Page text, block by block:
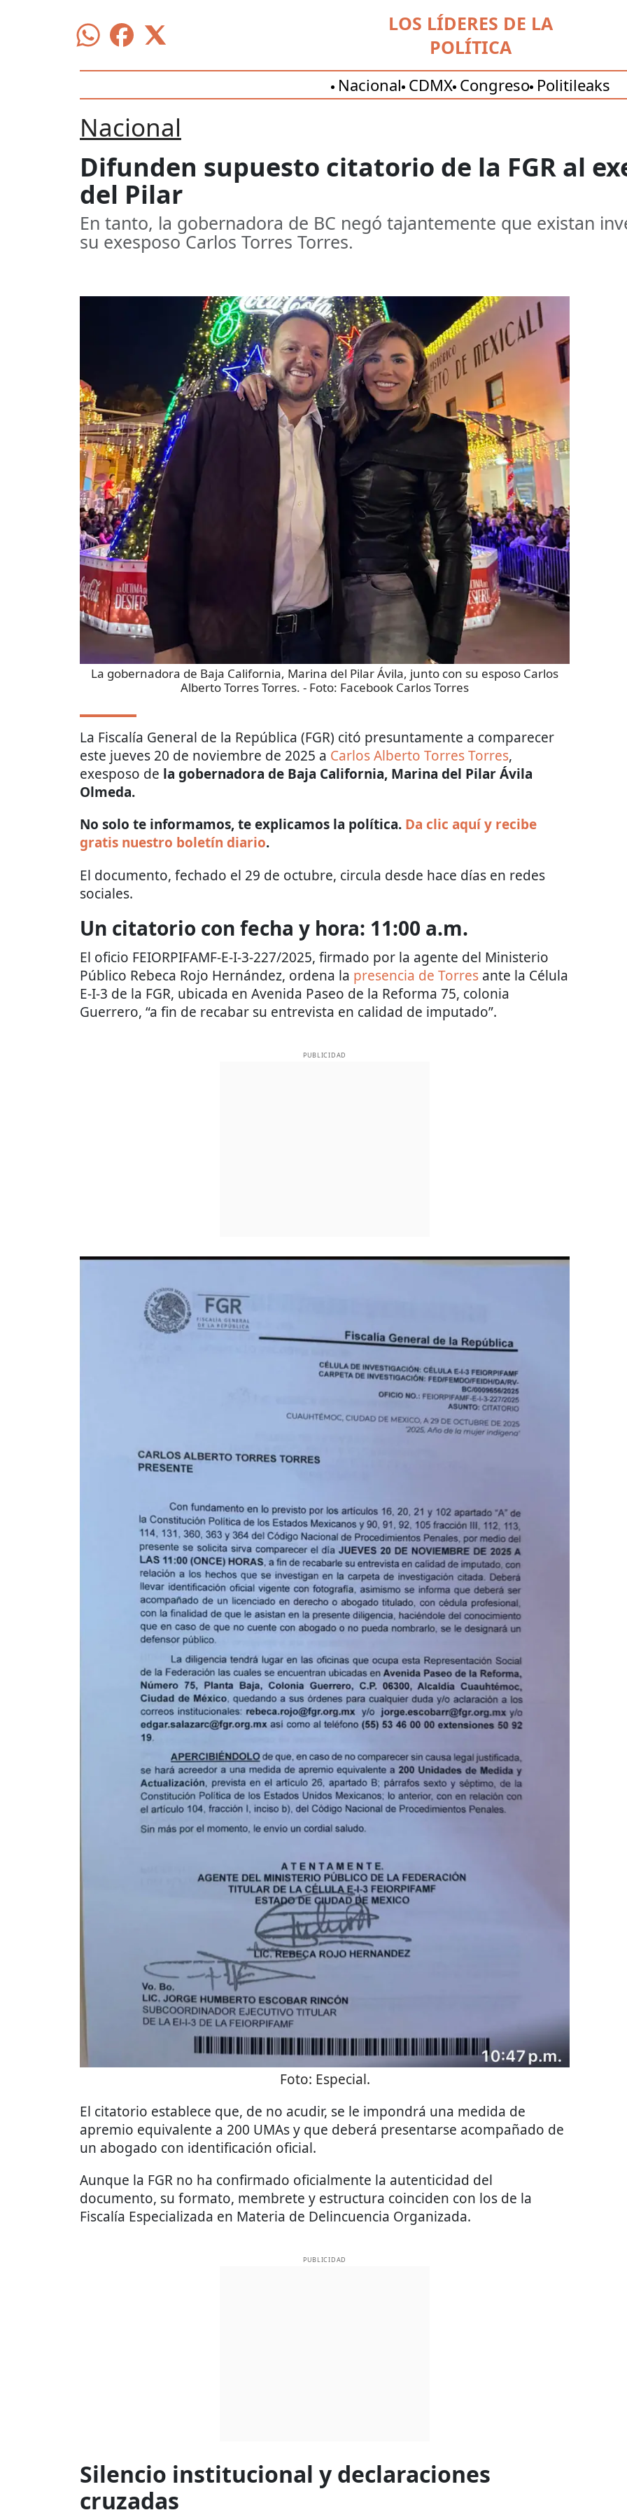
LOS LÍDERES DE LA
POLÍTICA
Nacional CDMX Congreso Politileaks
Nacional
Difunden supuesto citatorio de la FGR al
del Pilar
En tanto, la gobernadora de BC negó tajantemente que existan
su exesposo Carlos Torres Torres.
La gobernadora de Baja California, Marina del Pilar Ávila, junto con su esposo Carlos
Alberto Torres Torres. - Foto: Facebook Carlos Torres
La Fiscalía General de la República (FGR) citó presuntamente a comparecer
este jueves 20 de noviembre de 2025 a Carlos Alberto Torres Torres,
exesposo de la gobernadora de Baja California, Marina del Pilar Ávila
Olmeda.
No solo te informamos, te explicamos la política. Da clic aquí y recibe
gratis nuestro boletín diario.
El documento, fechado el 29 de octubre, circula desde hace días en redes
sociales.
Un citatorio con fecha y hora: 11:00 a.m.
El oficio FEIORPIFAMF-E-I-3-227/2025, firmado por la agente del Ministerio
Público Rebeca Rojo Hernández, ordena la presencia de Torres ante la Célula
E-I-3 de la FGR, ubicada en Avenida Paseo de la Reforma 75, colonia
Guerrero, “a fin de recabar su entrevista en calidad de imputado”.
PUBLICIDAD
Foto: Especial.
El citatorio establece que, de no acudir, se le impondrá una medida de
apremio equivalente a 200 UMAs y que deberá presentarse acompañado de
un abogado con identificación oficial.
Aunque la FGR no ha confirmado oficialmente la autenticidad del
documento, su formato, membrete y estructura coinciden con los de la
Fiscalía Especializada en Materia de Delincuencia Organizada.
PUBLICIDAD
Silencio institucional y declaraciones
cruzadas